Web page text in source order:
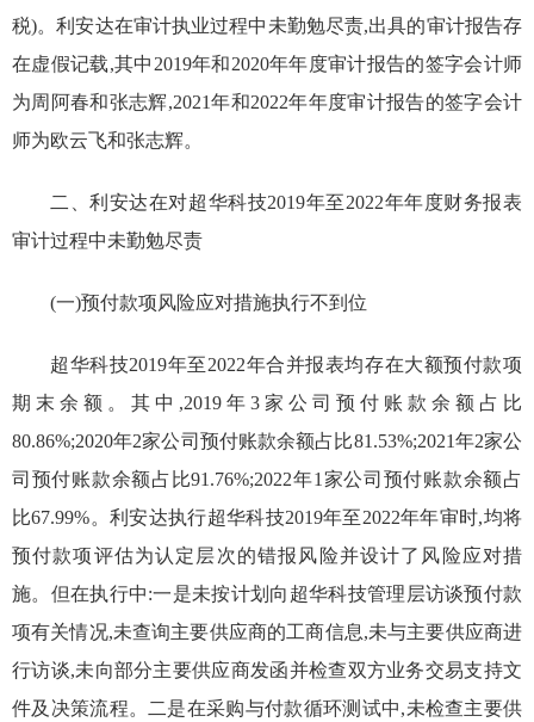
税)。利安达在审计执业过程中未勤勉尽责,出具的审计报告存
在虚假记载,其中2019年和2020年年度审计报告的签字会计师
为周阿春和张志辉,2021年和2022年年度审计报告的签字会计
师为欧云飞和张志辉。
二、利安达在对超华科技2019年至2022年年度财务报表
审计过程中未勤勉尽责
(一)预付款项风险应对措施执行不到位
超华科技2019年至2022年合并报表均存在大额预付款项
期末余额。其中,2019 年3 家公司预付账款余额占比
80.86%;2020年2家公司 预付账款余额占比81.53%;2021年2家公
司 预付账款余额占比91.76%;2022年1家公司 预付账款余额占
比67.99%。 利安达执行超华科技2019年至2022年年审时,均将
预付款项 评估为认定层次的错报风险并设计了 风险应对措
施。 但在执行中:一是未按计划 向超华科技管理层访谈预付款
项有关情况,未查询主要供应商的工商信息,未与主要供应商进
行访谈,未向部分主要供应商发函并检查双方业务交易支持文
件及决策流程。二是在采购与付款循环测试中,未检查主要供